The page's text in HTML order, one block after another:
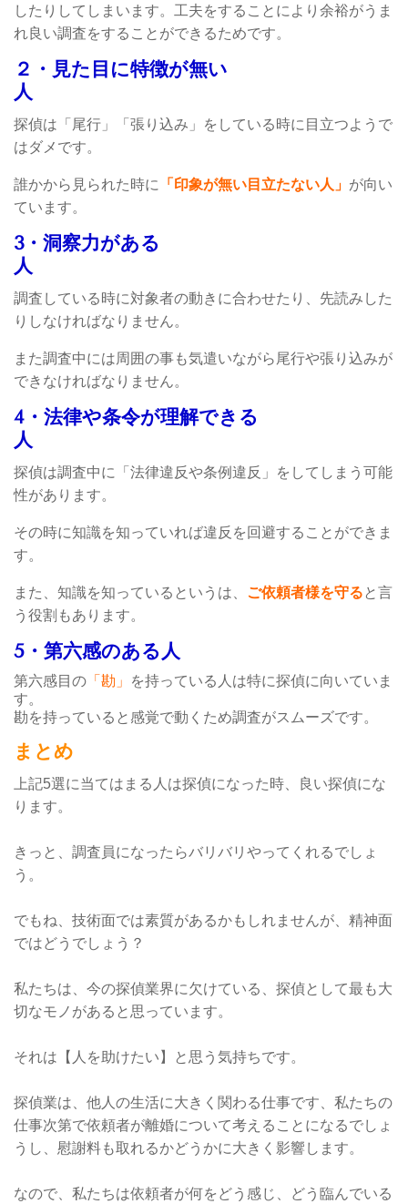
したりしてしまいます。工夫をすることにより余裕がうま
れ良い調査をすることができるためです。
２・見た目に特徴が無い
人
探偵は「尾行」「張り込み」をしている時に目立つようで
はダメです。
誰かから見られた時に 「印象が無い目立たない人」 が向い
ています。
3・洞察力がある
人
調査している時に対象者の動きに合わせたり、先読みした
りしなければなりません。
また調査中には周囲の事も気遣いながら尾行や張り込みが
できなければなりません。
4・法律や条令が理解できる
人
探偵は調査中に「法律違反や条例違反」をしてしまう可能
性があります。
その時に知識を知っていれば違反を回避することができま
す。
また、知識を知っているというは、 ご依頼者様を守る と言
う役割もあります。
5・第六感のある人
第六感目の 「勘」
を持っている人は特に探偵に向いていま
す。
勘を持っていると感覚で動くため調査がスムーズです。
まとめ
上記5選に当てはまる人は探偵になった時、良い探偵にな
ります。
きっと、調査員になったらバリバリやってくれるでしょ
う。
でもね、技術面では素質があるかもしれませんが、精神面
ではどうでしょう？
私たちは、今の探偵業界に欠けている、探偵として最も大
切なモノがあると思っています。
それは【人を助けたい】と思う気持ちです。
探偵業は、他人の生活に大きく関わる仕事です、私たちの
仕事次第で依頼者が離婚について考えることになるでしょ
うし、慰謝料も取れるかどうかに大きく影響します。
なので、私たちは依頼者が何をどう感じ、どう臨んでいる